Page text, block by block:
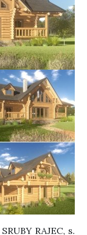
SRUBY RAJEC, s.